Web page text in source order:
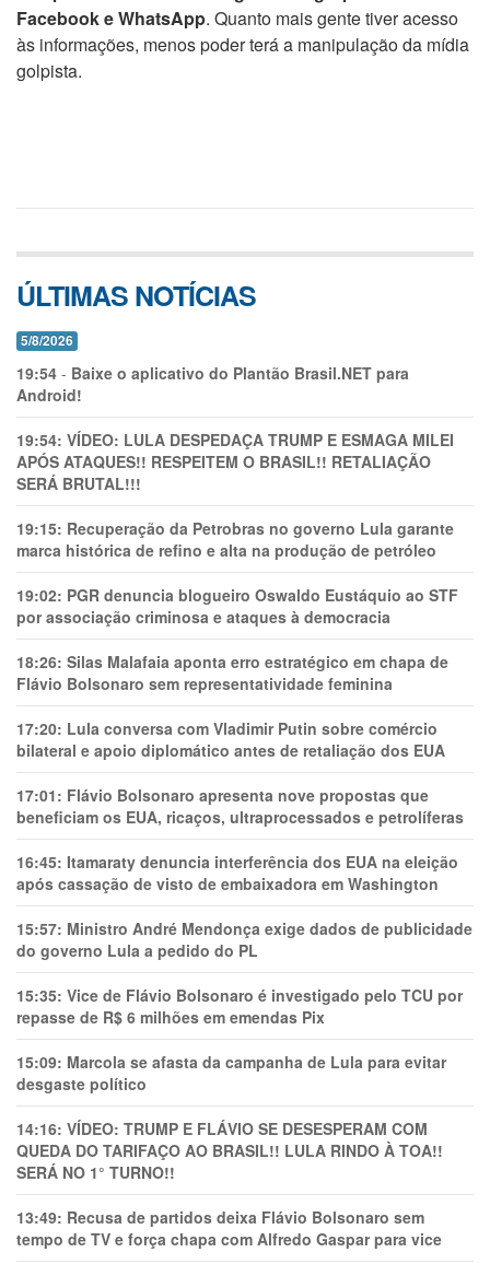
Facebook e WhatsApp. Quanto mais gente tiver acesso
às informações, menos poder terá a manipulação da mídia
golpista.
ÚLTIMAS NOTÍCIAS
5/8/2026
19:54 - Baixe o aplicativo do Plantão Brasil.NET para
Android!
19:54: VÍDEO: LULA DESPEDAÇA TRUMP E ESMAGA MILEI
APÓS ATAQUES!! RESPEITEM O BRASIL!! RETALIAÇÃO
SERÁ BRUTAL!!!
19:15: Recuperação da Petrobras no governo Lula garante
marca histórica de refino e alta na produção de petróleo
19:02: PGR denuncia blogueiro Oswaldo Eustáquio ao STF
por associação criminosa e ataques à democracia
18:26: Silas Malafaia aponta erro estratégico em chapa de
Flávio Bolsonaro sem representatividade feminina
17:20: Lula conversa com Vladimir Putin sobre comércio
bilateral e apoio diplomático antes de retaliação dos EUA
17:01: Flávio Bolsonaro apresenta nove propostas que
beneficiam os EUA, ricaços, ultraprocessados e petrolíferas
16:45: Itamaraty denuncia interferência dos EUA na eleição
após cassação de visto de embaixadora em Washington
15:57: Ministro André Mendonça exige dados de publicidade
do governo Lula a pedido do PL
15:35: Vice de Flávio Bolsonaro é investigado pelo TCU por
repasse de R$ 6 milhões em emendas Pix
15:09: Marcola se afasta da campanha de Lula para evitar
desgaste político
14:16: VÍDEO: TRUMP E FLÁVIO SE DESESPERAM COM
QUEDA DO TARIFAÇO AO BRASIL!! LULA RINDO À TOA!!
SERÁ NO 1° TURNO!!
13:49: Recusa de partidos deixa Flávio Bolsonaro sem
tempo de TV e força chapa com Alfredo Gaspar para vice